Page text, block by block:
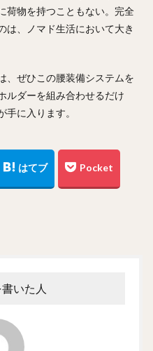
荷物を持つこともない。完全
は、ノマド生活において大き
、ぜひこの腰装備システムを
ルダーを組み合わせるだけ
に入ります。
いた人